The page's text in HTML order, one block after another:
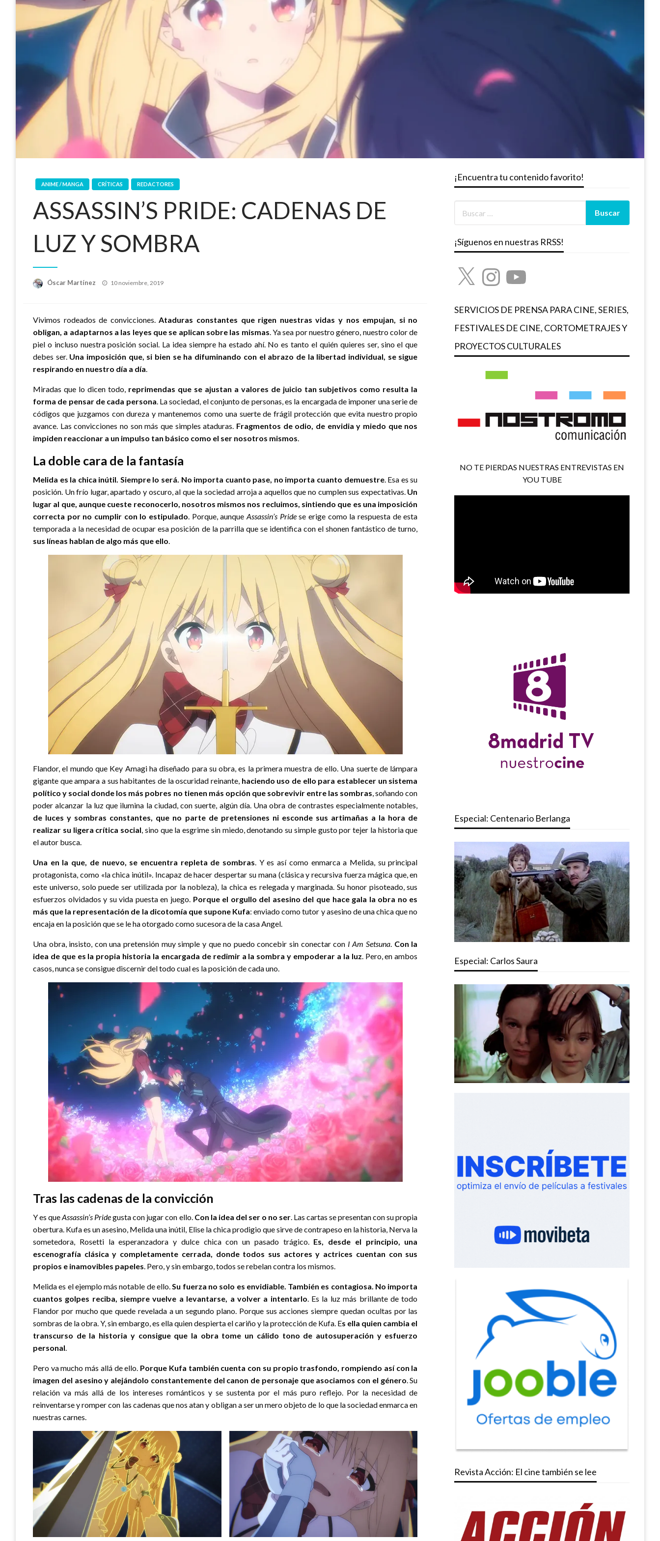
ANIME / MANGA CRÍTICAS REDACTORES
ASSASSIN’S PRIDE: CADENAS DE
LUZ Y SOMBRA
Óscar Martínez
Publicado
10 noviembre, 2019
Vivimos rodeados de convicciones.Ataduras constantes que rigen nuestras vidas y nos empujan, si no
obligan, a adaptarnos a las leyes que se aplican sobre las mismas. Ya sea por nuestro género, nuestro color de
piel o incluso nuestra posición social. La idea siempre ha estado ahí. No es tanto el quién quieres ser, sino el que
debes ser. Una imposición que, si bien se ha difuminando con el abrazo de la libertad individual, se sigue
respirando en nuestro día a día.
Miradas que lo dicen todo, reprimendas que se ajustan a valores de juicio tan subjetivos como resulta la
forma de pensar de cada persona. La sociedad, el conjunto de personas, es la encargada de imponer una serie de
códigos que juzgamos con dureza y mantenemos como una suerte de frágil protección que evita nuestro propio
avance. Las convicciones no son más que simples ataduras. Fragmentos de odio, de envidia y miedo que nos
impiden reaccionar a un impulso tan básico como el ser nosotros mismos.
La doble cara de la fantasía
Melida es la chica inútil. Siempre lo será. No importa cuanto pase, no importa cuanto demuestre. Esa es su
posición. Un frío lugar, apartado y oscuro, al que la sociedad arroja a aquellos que no cumplen sus expectativas. Un
lugar al que, aunque cueste reconocerlo, nosotros mismos nos recluimos, sintiendo que es una imposición
correcta por no cumplir con lo estipulado. Porque, aunqueAssassin’s Pridese erige como la respuesta de esta
temporada a la necesidad de ocupar esa posición de la parrilla que se identifica con el shonen fantástico de turno,
sus líneas hablan de algo más que ello.
Flandor, el mundo que Key Amagi ha diseñado para su obra, es la primera muestra de ello. Una suerte de lámpara
gigante que ampara a sus habitantes de la oscuridad reinante, haciendo uso de ello para establecer un sistema
político y social donde los más pobres no tienen más opción que sobrevivir entre las sombras, soñando con
poder alcanzar la luz que ilumina la ciudad, con suerte, algún día. Una obra de contrastes especialmente notables,
de luces y sombras constantes, que no parte de pretensiones ni esconde sus artimañas a la hora de
realizar su ligera crítica social, sino que la esgrime sin miedo, denotando su simple gusto por tejer la historia que
el autor busca.
Una en la que, de nuevo, se encuentra repleta de sombras. Y es así como enmarca a Melida, su principal
protagonista, como «la chica inútil». Incapaz de hacer despertar su mana (clásica y recursiva fuerza mágica que, en
este universo, solo puede ser utilizada por la nobleza), la chica es relegada y marginada. Su honor pisoteado, sus
esfuerzos olvidados y su vida puesta en juego. Porque el orgullo del asesino del que hace gala la obra no es
más que la representación de la dicotomía que supone Kufa: enviado como tutor y asesino de una chica que no
encaja en la posición que se le ha otorgado como sucesora de la casa Angel.
Una obra, insisto, con una pretensión muy simple y que no puedo concebir sin conectar con I Am Setsuna. Con la
idea de que es la propia historia la encargada de redimir a la sombra y empoderar a la luz. Pero, en ambos
casos, nunca se consigue discernir del todo cual es la posición de cada uno.
Tras las cadenas de la convicción
Y es queAssassin’s Pridegusta con jugar con ello. Con la idea del ser o no ser. Las cartas se presentan con su propia
obertura. Kufa es un asesino, Melida una inútil, Elise la chica prodigio que sirve de contrapeso en la historia, Nerva la
sometedora, Rosetti la esperanzadora y dulce chica con un pasado trágico. Es, desde el principio, una
escenografía clásica y completamente cerrada, donde todos sus actores y actrices cuentan con sus
propios e inamovibles papeles. Pero, y sin embargo, todos se rebelan contra los mismos.
Melida es el ejemplo más notable de ello.Su fuerza no solo es envidiable. También es contagiosa. No importa
cuantos golpes reciba, siempre vuelve a levantarse, a volver a intentarlo. Es la luz más brillante de todo
Flandor por mucho que quede revelada a un segundo plano. Porque sus acciones siempre quedan ocultas por las
sombras de la obra. Y, sin embargo, es ella quien despierta el cariño y la protección de Kufa. Es ella quien cambia el
transcurso de la historia y consigue que la obra tome un cálido tono de autosuperación y esfuerzo
personal.
Pero va mucho más allá de ello. Porque Kufa también cuenta con su propio trasfondo, rompiendo así con la
imagen del asesino y alejándolo constantemente del canon de personaje que asociamos con el género. Su
relación va más allá de los intereses románticos y se sustenta por el más puro reflejo. Por la necesidad de
reinventarse y romper con las cadenas que nos atan y obligan a ser un mero objeto de lo que la sociedad enmarca en
nuestras carnes.
¡Encuentra tu contenido favorito!
¡Síguenos en nuestras RRSS!
X InstagramYouTube
SERVICIOS DE PRENSA PARA CINE, SERIES,
FESTIVALES DE CINE, CORTOMETRAJES Y
PROYECTOS CULTURALES
NO TE PIERDAS NUESTRAS ENTREVISTAS EN
YOU TUBE
Especial: Centenario Berlanga
Especial: Carlos Saura
Revista Acción: El cine también se lee